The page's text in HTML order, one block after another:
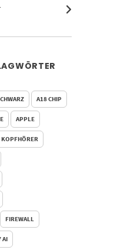
A18 CHIP
APPLE
FIREWALL
AI